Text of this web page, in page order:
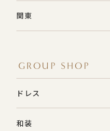
関東
GROUP SHOP
ドレス
和装